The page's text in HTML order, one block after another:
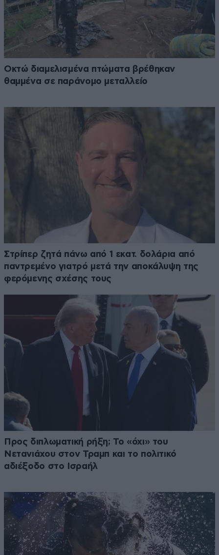
Οκτώ διαμελισμένα πτώματα βρέθηκαν
θαμμένα σε παράνομο μεταλλείο
Στρίπερ ζητά πάνω από 1 εκατ. δολάρια από
παντρεμένο γιατρό μετά την αποκάλυψη της
φερόμενης σχέσης τους
Προς διπλωματική ρήξη; Το «όχι» του
Νετανιάχου στον Τραμπ και το πολιτικό
αδιέξοδο στο Ισραήλ